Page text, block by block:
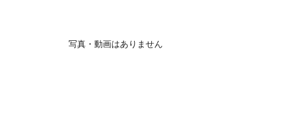
写真・動画はありません